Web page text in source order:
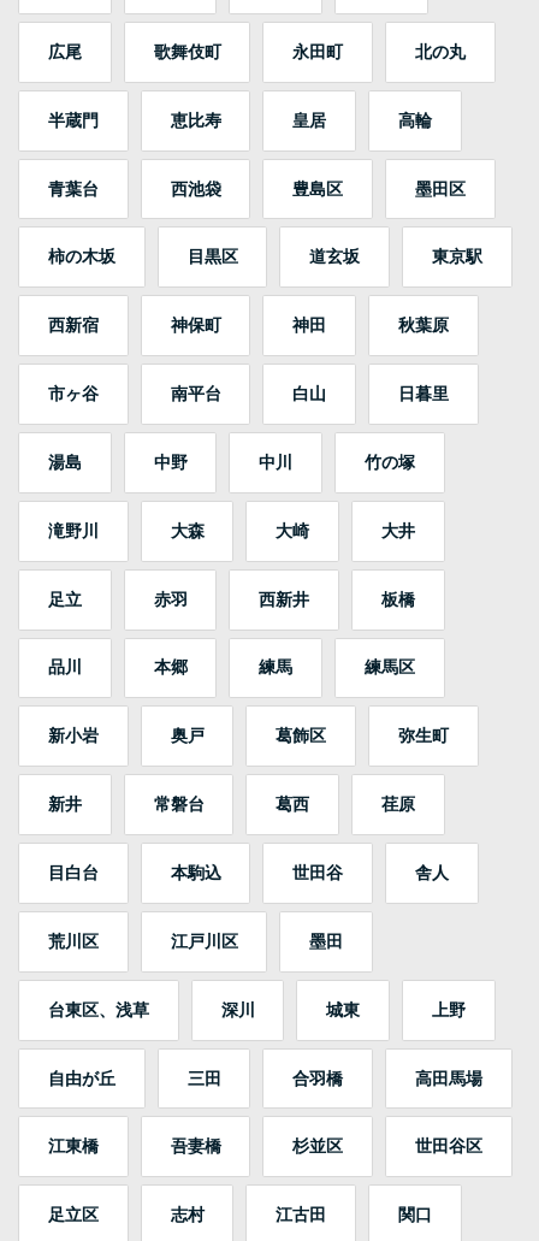
広尾 歌舞伎町 永田町 北の丸
半蔵門 恵比寿 皇居 高輪
青葉台 西池袋 豊島区 墨田区
柿の木坂 目黒区 道玄坂 東京駅
西新宿 神保町 神田 秋葉原
市ヶ谷 南平台 白山 日暮里
湯島 中野 中川 竹の塚
滝野川 大森 大崎 大井
足立 赤羽 西新井 板橋
品川 本郷 練馬 練馬区
新小岩 奥戸 葛飾区 弥生町
新井 常磐台 葛西 荏原
目白台 本駒込 世田谷 舎人
荒川区 江戸川区 墨田
台東区、浅草 深川 城東 上野
自由が丘 三田 合羽橋 高田馬場
江東橋 吾妻橋 杉並区 世田谷区
足立区 志村 江古田 関口